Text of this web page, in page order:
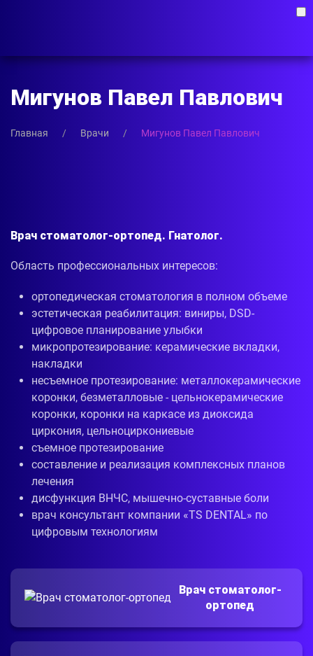
Мигунов Павел Павлович
Главная Врачи Мигунов Павел Павлович
Врач стоматолог-ортопед. Гнатолог.
Область профессиональных интересов:
ортопедическая стоматология в полном объеме
эстетическая реабилитация: виниры, DSD-
цифровое планирование улыбки
микропротезирование: керамические вкладки,
накладки
несъемное протезирование: металлокерамические
коронки, безметалловые - цельнокерамические
коронки, коронки на каркасе из диоксида
циркония, цельноциркониевые
съемное протезирование
составление и реализация комплексных планов
лечения
дисфункция ВНЧС, мышечно-суставные боли
врач консультант компании «TS DENTAL» по
цифровым технологиям
Врач стоматолог-
ортопед